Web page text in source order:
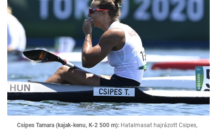
Csipes Tamara (kajak-kenu, K-2 500 m): Hatalmasat hajrázott Csipes,